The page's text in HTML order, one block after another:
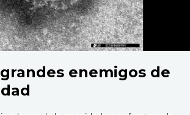
Français
العربية
Русский
enemigos de